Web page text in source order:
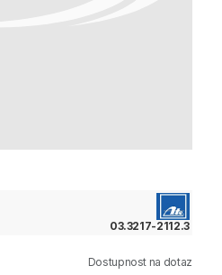
03.3217-2112.3
Dostupnost na dotaz